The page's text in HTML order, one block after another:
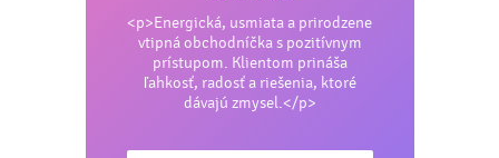
<p>Energická, usmiata a prirodzene
vtipná obchodníčka s pozitívnym
prístupom. Klientom prináša
ľahkosť, radosť a riešenia, ktoré
dávajú zmysel.</p>